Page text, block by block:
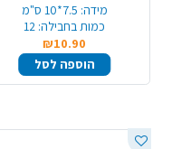
מידה: 7.5*10 ס"מ
כמות בחבילה: 12
₪10.90
הוספה לסל